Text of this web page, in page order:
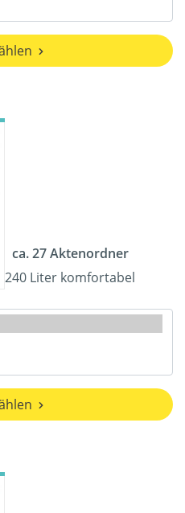
ca. 27 Aktenordner
240 Liter komfortabel